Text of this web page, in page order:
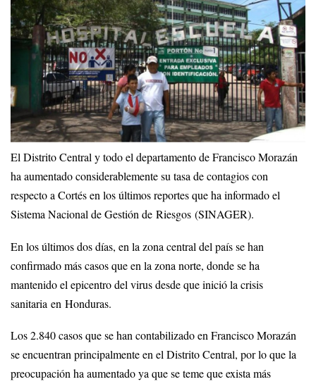
El Distrito Central y todo el departamento de Francisco Morazán
ha aumentado considerablemente su tasa de contagios con
respecto a Cortés en los últimos reportes que ha informado el
Sistema Nacional de Gestión de Riesgos (SINAGER).
En los últimos dos días, en la zona central del país se han
confirmado más casos que en la zona norte, donde se ha
mantenido el epicentro del virus desde que inició la crisis
sanitaria en Honduras.
Los 2.840 casos que se han contabilizado en Francisco Morazán
se encuentran principalmente en el Distrito Central, por lo que la
preocupación ha aumentado ya que se teme que exista más